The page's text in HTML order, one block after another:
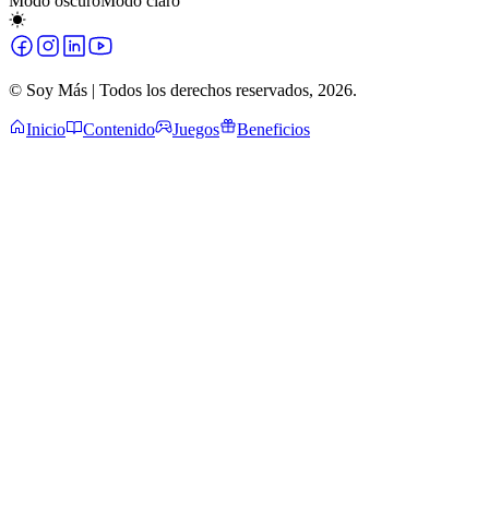
© Soy Más | Todos los derechos reservados, 2026.
Inicio Contenido Juegos Beneficios